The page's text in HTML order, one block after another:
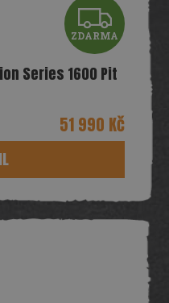
Z
D
A
R
A
ZDARMA
Series 1600 Pit
51 990 Kč